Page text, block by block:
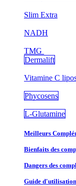
Slim Extra
NADH
TMG
Dermalift
Vitamine C
Phycosens
L-Glutamine
Meilleurs
Bienfaits des
Dangers des
Guide